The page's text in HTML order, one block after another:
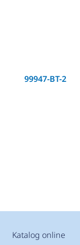
99947-BT-2
Katalog online